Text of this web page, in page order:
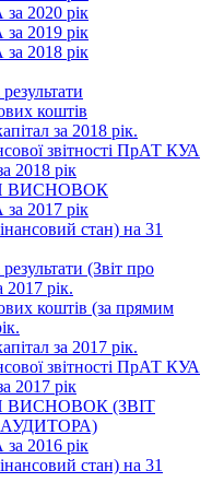
за 2020 рік
за 2019 рік
за 2018 рік
коштів
за 2018 рік.
звітності ПрАТ КУА
2018 рік
ВИСНОВОК
за 2017 рік
стан) на 31
(Звіт про
2017 рік.
коштів (за прямим
за 2017 рік.
звітності ПрАТ КУА
2017 рік
(ЗВІТ
за 2016 рік
стан) на 31